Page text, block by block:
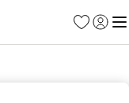
Favoritos
Iniciar